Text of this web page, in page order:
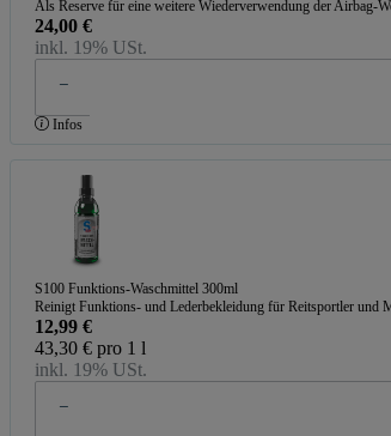
Als Reserve für eine weitere Wiederverwendung der Airbag-
24,00 €
inkl. 19% USt.
Infos
S100 Funktions-Waschmittel 300ml
Reinigt Funktions- und Lederbekleidung für Reitsportler und
12,99 €
43,30 € pro 1 l
inkl. 19% USt.